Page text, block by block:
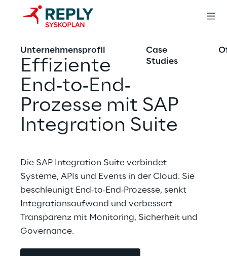
Unternehmensprofil
Case
Studies
Effiziente
End‑to‑End‑
Prozesse mit SAP
Integration Suite
Die SAP Integration Suite verbindet
Systeme, APIs und Events in der Cloud. Sie
beschleunigt End‑to‑End‑Prozesse, senkt
Integrationsaufwand und verbessert
Transparenz mit Monitoring, Sicherheit und
Governance.